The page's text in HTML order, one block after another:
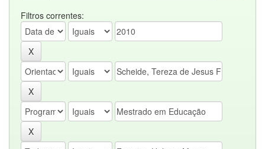
Filtros correntes: